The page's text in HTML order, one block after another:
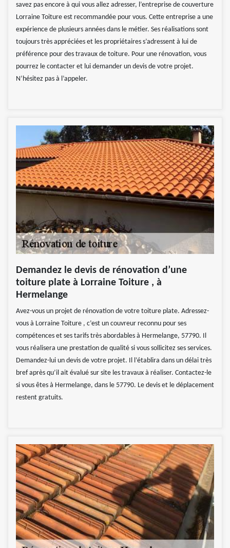
savez pas encore à qui vous allez adresser, l’entreprise de couverture
Lorraine Toiture est recommandée pour vous. Cette entreprise a une
expérience de plusieurs années dans le métier. Ses réalisations sont
toujours très appréciées et les propriétaires s’adressent à lui de
préférence pour des travaux de toiture. Pour une rénovation, vous
pourrez le contacter et lui demander un devis de votre projet.
N’hésitez pas à l’appeler.
Demandez le devis de rénovation d’une
toiture plate à Lorraine Toiture , à
Hermelange
Avez-vous un projet de rénovation de votre toiture plate. Adressez-
vous à Lorraine Toiture , c’est un couvreur reconnu pour ses
compétences et ses tarifs très abordables à Hermelange, 57790. Il
vous réalisera une prestation de qualité si vous sollicitez ses services.
Demandez-lui un devis de votre projet. Il l’établira dans un délai très
bref après qu’il ait évalué sur site les travaux à réaliser. Contactez-le
si vous êtes à Hermelange, dans le 57790. Le devis et le déplacement
restent gratuits.